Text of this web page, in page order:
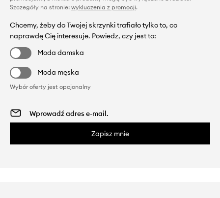
Szczegóły na stronie: wykluczenia z promocji.
Chcemy, żeby do Twojej skrzynki trafiało tylko to, co
naprawdę Cię interesuje. Powiedz, czy jest to:
Moda damska
Moda męska
Wybór oferty jest opcjonalny
Zapisz mnie